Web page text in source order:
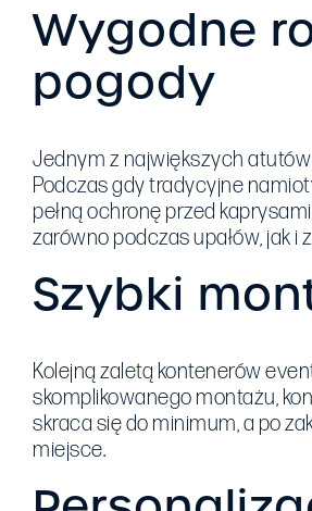
Wygodne
pogody
Jednym z największych
Podczas gdy tradycyjne
pełną ochronę przed
zarówno podczas upałów, jak i
Szybki
Kolejną zaletą kontenerów
skomplikowanego montażu,
skraca się do minimum, a po
miejsce.